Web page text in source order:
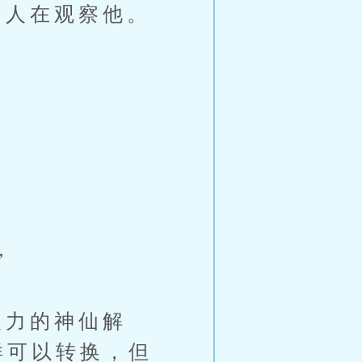
在观察他。
的神仙解
以转换，但